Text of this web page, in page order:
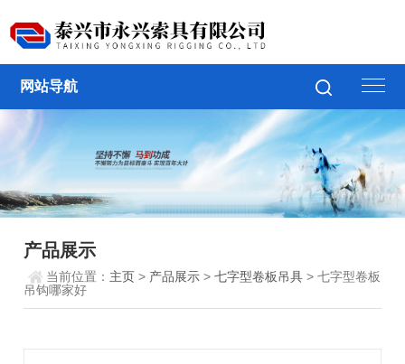
网站导航
产品展示
当前位置： 主页 > 产品展示 >七字型卷板吊具 > 七字型卷板
吊钩哪家好